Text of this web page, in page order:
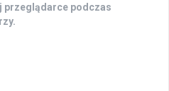
przeglądarce podczas